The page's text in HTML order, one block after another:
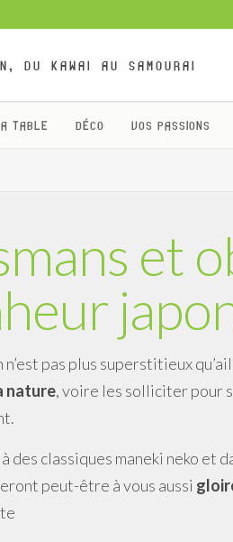
du kawai au samourai
TABLE DÉCO VOS PASSIONS
et
n’est pas plus superstitieux
nature, voire les solliciter pour
des classiques maneki neko et
peut-être à vous aussi